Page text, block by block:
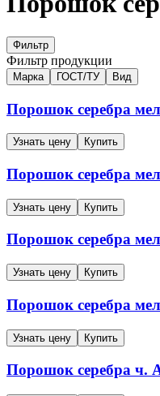
Фильтр
Фильтр продукции
Марка ГОСТ/ТУ Вид
Порошок серебра
Узнать цену Купить
Порошок серебра
Узнать цену Купить
Порошок серебра
Узнать цену Купить
Порошок серебра
Узнать цену Купить
Порошок серебра ч.